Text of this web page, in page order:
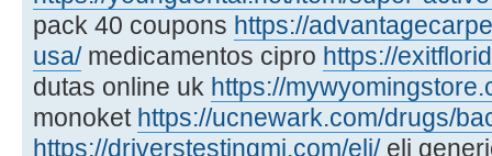
pack 40 coupons https://
usa/medicamentos cipro https://
dutas online uk https://
monoket https://ucnewark.com/drugs/
https://driverstestingmi.com/eli/eli